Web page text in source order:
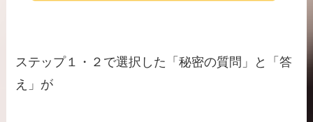
ステップ１・２で選択した「秘密の質問」と「答
え」が